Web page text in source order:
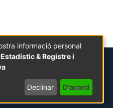
informació personal
Estadístic & Registre i
Declinar D'acord